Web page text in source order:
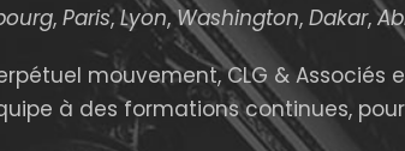
, Paris,Lyon,Washington, Dakar,
mouvement, CLG &
à des formations continues,